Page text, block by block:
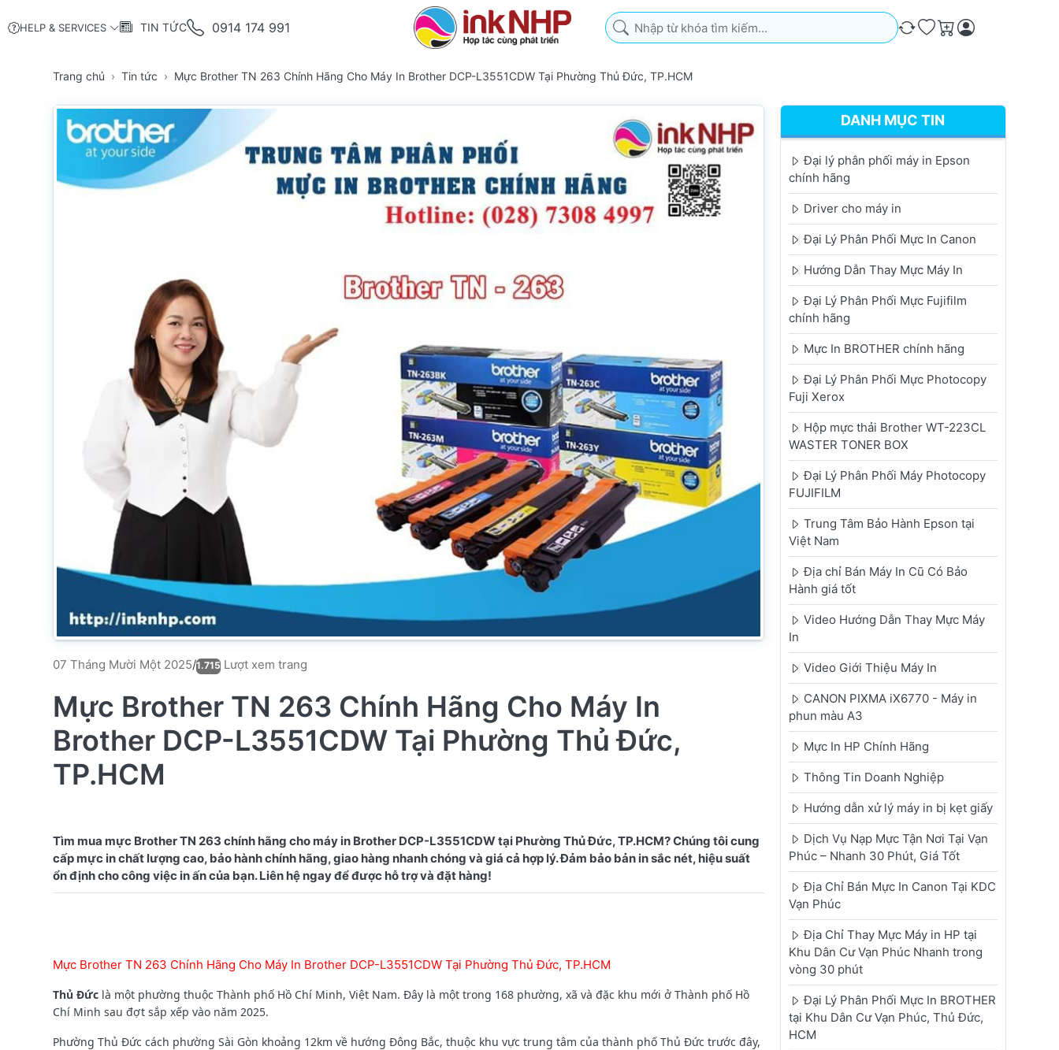
HELP & SERVICES TIN TỨC 0914 174 991
Nhập từ khóa tìm kiếm. Kết quả sẽ tự động xuất hiện khi bạn nhập. Nhấn phím
So sánh
Ưa thích
Giỏ hàng
Trang chủ Tin tức Mực Brother TN 263 Chính Hãng Cho Máy In Brother DCP-L3551CDW Tại Phường Thủ Đức, TP.HCM
07 Tháng Mười Một 2025/1.715 Lượt xem trang
Mực Brother TN 263 Chính Hãng Cho Máy In
Brother DCP-L3551CDW Tại Phường Thủ Đức,
TP.HCM
Tìm mua mực Brother TN 263 chính hãng cho máy in Brother DCP-L3551CDW tại Phường Thủ Đức, TP.HCM? Chúng tôi cung
cấp mực in chất lượng cao, bảo hành chính hãng, giao hàng nhanh chóng và giá cả hợp lý. Đảm bảo bản in sắc nét, hiệu suất
Mực Brother TN 263 Chính Hãng Cho Máy In Brother DCP-L3551CDW Tại Phường Thủ Đức, TP.HCM
Thủ Đức là một phường thuộc Thành phố Hồ Chí Minh, Việt Nam. Đây là một trong 168 phường, xã và đặc khu mới ở Thành phố Hồ
Chí Minh sau đợt sắp xếp vào năm 2025.
Phường Thủ Đức cách phường Sài Gòn khoảng 12km về hướng Đông Bắc, thuộc khu vực trung tâm của thành phố Thủ Đức trước đây,
DANH MỤC TIN
Đại lý phân phối máy in Epson
chính hãng
Driver cho máy in
Đại Lý Phân Phối Mực In Canon
Hướng Dẫn Thay Mực Máy In
Đại Lý Phân Phối Mực Fujifilm
chính hãng
Mực In BROTHER chính hãng
Đại Lý Phân Phối Mực Photocopy
Fuji Xerox
Hộp mực thải Brother WT-223CL
WASTER TONER BOX
Đại Lý Phân Phối Máy Photocopy
FUJIFILM
Trung Tâm Bảo Hành Epson tại
Việt Nam
Địa chỉ Bán Máy In Cũ Có Bảo
Hành giá tốt
Video Hướng Dẫn Thay Mực Máy
In
Video Giới Thiệu Máy In
CANON PIXMA iX6770 - Máy in
phun màu A3
Mực In HP Chính Hãng
Thông Tin Doanh Nghiệp
Hướng dẫn xử lý máy in bị kẹt giấy
Dịch Vụ Nạp Mực Tận Nơi Tại Vạn
Phúc – Nhanh 30 Phút, Giá Tốt
Địa Chỉ Bán Mực In Canon Tại KDC
Vạn Phúc
Địa Chỉ Thay Mực Máy in HP tại
Khu Dân Cư Vạn Phúc Nhanh trong
vòng 30 phút
Đại Lý Phân Phối Mực In BROTHER
tại Khu Dân Cư Vạn Phúc, Thủ Đức,
HCM